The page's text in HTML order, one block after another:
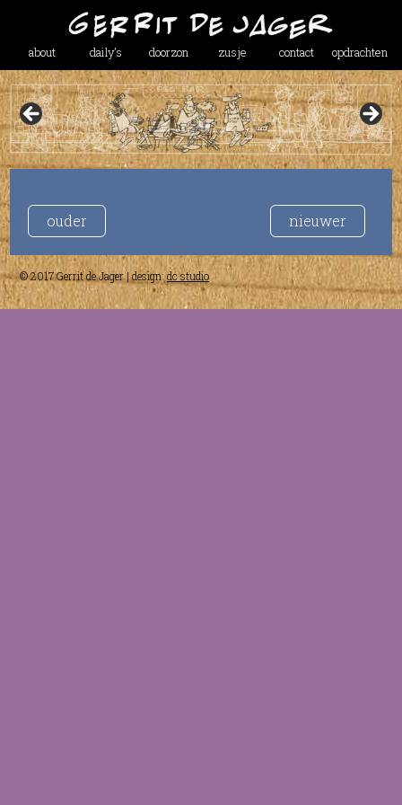
about daily’s doorzon zusje contact opdrachten
ouder nieuwer
© 2017 Gerrit de Jager | design:dc studio